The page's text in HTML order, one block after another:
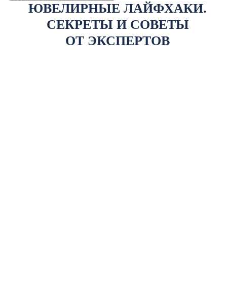
ЮВЕЛИРНЫЕ ЛАЙФХАКИ.
СЕКРЕТЫ И СОВЕТЫ
ОТ ЭКСПЕРТОВ